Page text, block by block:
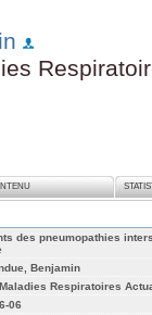
des pneumopathies
Benjamin
Respiratoires
06